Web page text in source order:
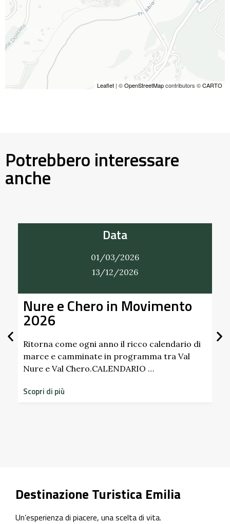
Leaflet | ©OpenStreetMapcontributors ©CARTO
Potrebbero interessare
anche
Data
01/03/2026
13/12/2026
Nure e Chero in Movimento
2026
Ritorna come ogni anno il ricco calendario di
marce e camminate in programma tra Val
Nure e Val Chero.CALENDARIO …
Scopri di più
Destinazione Turistica Emilia
Un’esperienza di piacere, una scelta di vita.